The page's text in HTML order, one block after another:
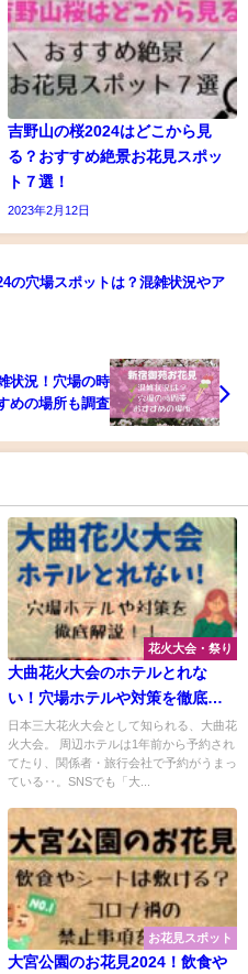
吉野山の桜2024はどこから見
る？おすすめ絶景お花見スポッ
ト７選！
2023年2月12日
の穴場スポットは？混雑状況やア
状況！穴場の時
めの場所も調査
花火大会・祭り
大曲花火大会のホテルとれな
い！穴場ホテルや対策を徹底解
説！
日本三大花火大会として知られる、大曲花
火大会。 周辺ホテルは1年前から予約され
てたり、関係者・旅行会社で予約がうまっ
ている‥。SNSでも「大...
お花見スポット
大宮公園のお花見2024！飲食や